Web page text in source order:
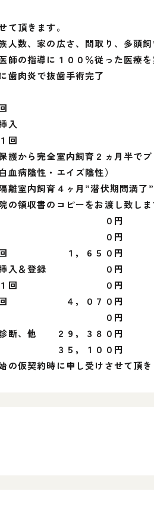
て頂きます。
人数、家の広さ、間取り、多頭
の指導に１００％従った医療を
歯肉炎で抜歯手術完了
入
回
護から完全室内飼育２ヵ月半で
血病陰性・エイズ陰性）
離室内飼育４ヶ月”潜伏期間満了
領収書のコピーをお渡し致しま
歯手術 ０円
術 ０円
１回 １，６５０円
プ挿入＆登録 ０円
プー１回 ０円
３回 ４，０７０円
検査 ０円
診断、他 ２９，３８０円
３５，１００円
の仮契約時に申し受けさせて頂